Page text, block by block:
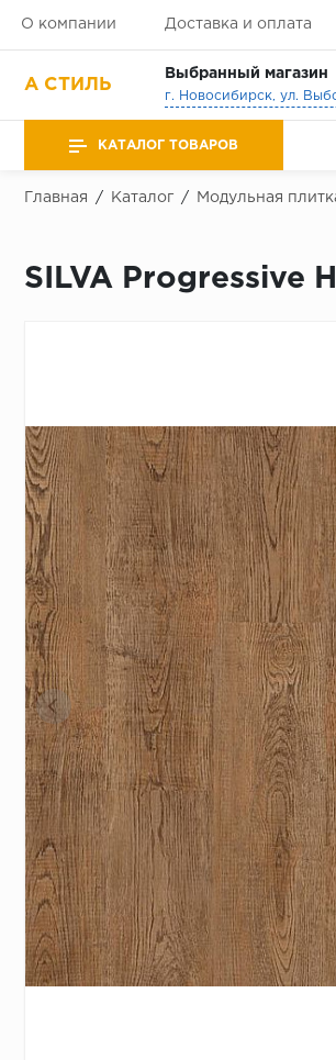
О компании Доставка и оплата
А СТИЛЬ
Выбранный магазин
КАТАЛОГ ТОВАРОВ
Главная / Каталог / Модульная
SILVA Progressive